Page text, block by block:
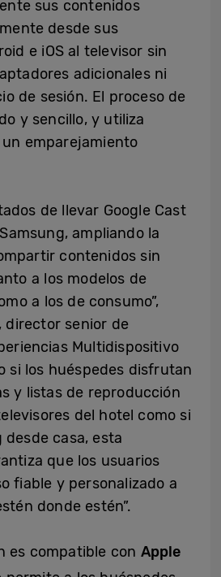
sus contenidos
desde sus
e iOS al televisor sin
adicionales ni
de sesión. El proceso de
y sencillo, y utiliza
emparejamiento
de llevar Google Cast
ampliando la
contenidos sin
a los modelos de
a los de consumo”,
director senior de
Multidispositivo
si los huéspedes disfrutan
y listas de reproducción
del hotel como si
casa, esta
que los usuarios
fiable y personalizado a
donde estén”.
es compatible con Apple